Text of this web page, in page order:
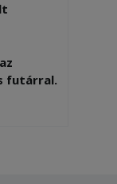
futárral.